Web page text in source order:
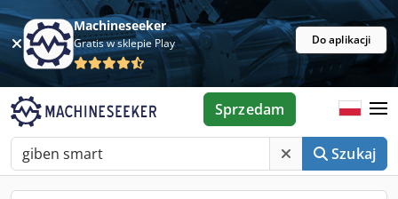
Machineseeker
Gratis w sklepie Play Do aplikacji
Szukaj
Sprzedam